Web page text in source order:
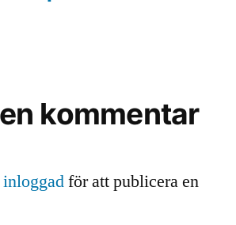
kommentar
inloggadför att publicera en